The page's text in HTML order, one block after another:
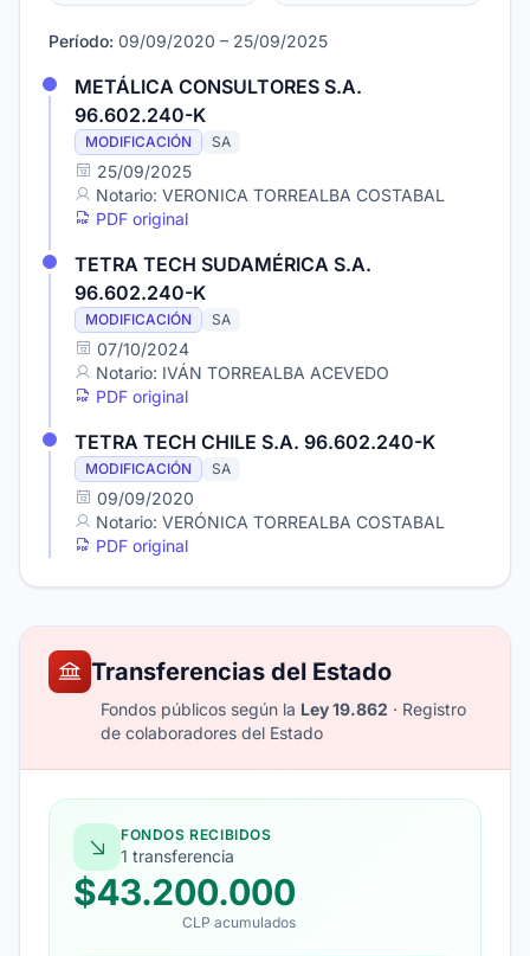
Período: 09/09/2020 – 25/09/2025
METÁLICA CONSULTORES S.A.
96.602.240-K
MODIFICACIÓN SA
25/09/2025
Notario: VERONICA TORREALBA COSTABAL
PDF original
TETRA TECH SUDAMÉRICA S.A.
96.602.240-K
MODIFICACIÓN SA
07/10/2024
Notario: IVÁN TORREALBA ACEVEDO
PDF original
TETRA TECH CHILE S.A. 96.602.240-K
MODIFICACIÓN SA
09/09/2020
Notario: VERÓNICA TORREALBA COSTABAL
PDF original
Transferencias del Estado
Fondos públicos según la Ley 19.862 · Registro
de colaboradores del Estado
FONDOS RECIBIDOS
1 transferencia
$43.200.000
CLP acumulados